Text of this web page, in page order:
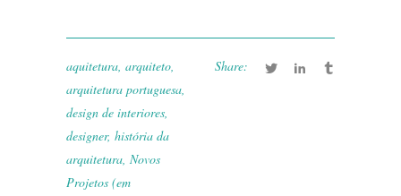
aquitetura, arquiteto,
arquitetura portuguesa,
design de interiores,
designer, história da
arquitetura, Novos
Projetos (em
Share: